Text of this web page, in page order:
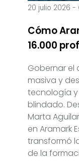
20 julio 2026 -
Cómo
16.000
Gobernar el
masiva y
tecnología
blindado.
Marta
en Aramark
transformó
de la